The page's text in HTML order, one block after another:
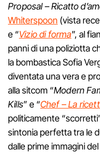
Proposal – Ricatto
Whiterspoon (vista
e “Vizio di forma”, al
panni di una poliziotta
la bombastica Sofia
diventata una vera e
alla sitcom “Modern
Kills” e “Chef – La
politicamente
sintonia perfetta tra le
dalle prime immagini